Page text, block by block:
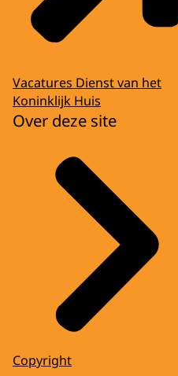
Vacatures Dienst van het
Koninklijk Huis
Over deze site
Copyright